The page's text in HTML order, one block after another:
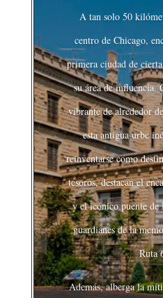
A tan solo 50
centro de Chicago,
primera ciudad de
su área de influencia.
vibrante de alrededor
esta antigua urbe
reinventarse como
tesoros, destacan el
y el icónico puente de
guardianes de la
Ruta
Además, alberga la